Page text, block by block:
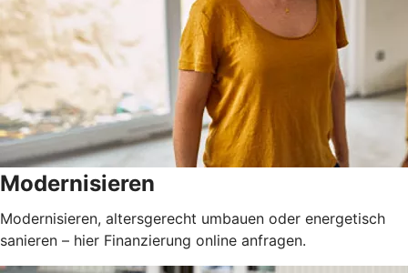
Modernisieren
Modernisieren, altersgerecht umbauen oder energetisch
sanieren – hier Finanzierung online anfragen.